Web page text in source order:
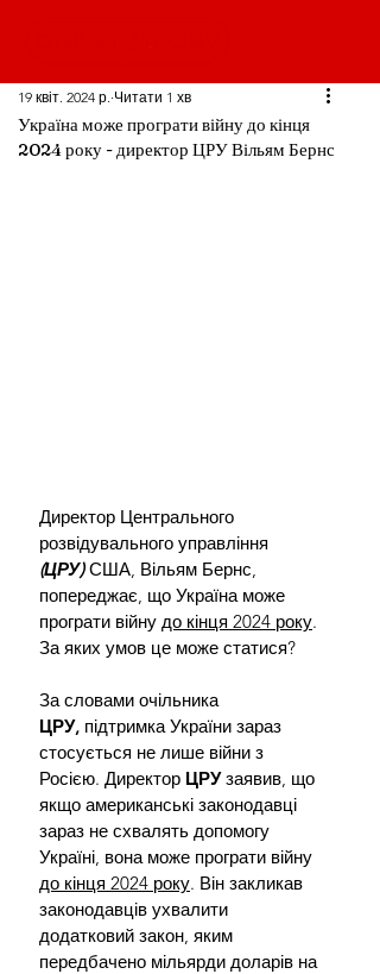
Україна може програти війну до кінця
2024 року - директор ЦРУ Вільям Бернс
19 квіт. 2024 р. Читати 1 хв
Директор Центрального
розвідувального управління
(ЦРУ) США, Вільям Бернс,
попереджає, що Україна може
програти війну до кінця 2024 року.
За яких умов це може статися?
За словами очільника
ЦРУ, підтримка України зараз
стосується не лише війни з
Росією. Директор ЦРУ заявив, що
якщо американські законодавці
зараз не схвалять допомогу
Україні, вона може програти війну
до кінця 2024 року. Він закликав
законодавців ухвалити
додатковий закон, яким
передбачено мільярди доларів на